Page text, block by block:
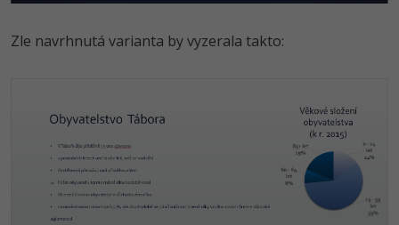
Zle navrhnutá varianta by vyzerala takto: